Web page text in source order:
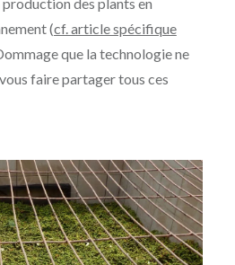
(cf. article spécifique
que la technologie ne
faire partager tous ces